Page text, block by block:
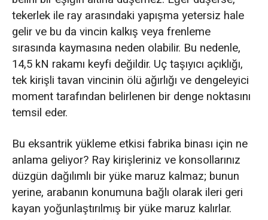
tekerlek ile ray arasındaki yapışma yetersiz hale
gelir ve bu da vincin kalkış veya frenleme
sırasında kaymasına neden olabilir. Bu nedenle,
14,5 kN rakamı keyfi değildir. Uç taşıyıcı açıklığı,
tek kirişli tavan vincinin ölü ağırlığı ve dengeleyici
moment tarafından belirlenen bir denge noktasını
temsil eder.
Bu eksantrik yükleme etkisi fabrika binası için ne
anlama geliyor? Ray kirişleriniz ve konsollarınız
düzgün dağılımlı bir yüke maruz kalmaz; bunun
yerine, arabanın konumuna bağlı olarak ileri geri
kayan yoğunlaştırılmış bir yüke maruz kalırlar.